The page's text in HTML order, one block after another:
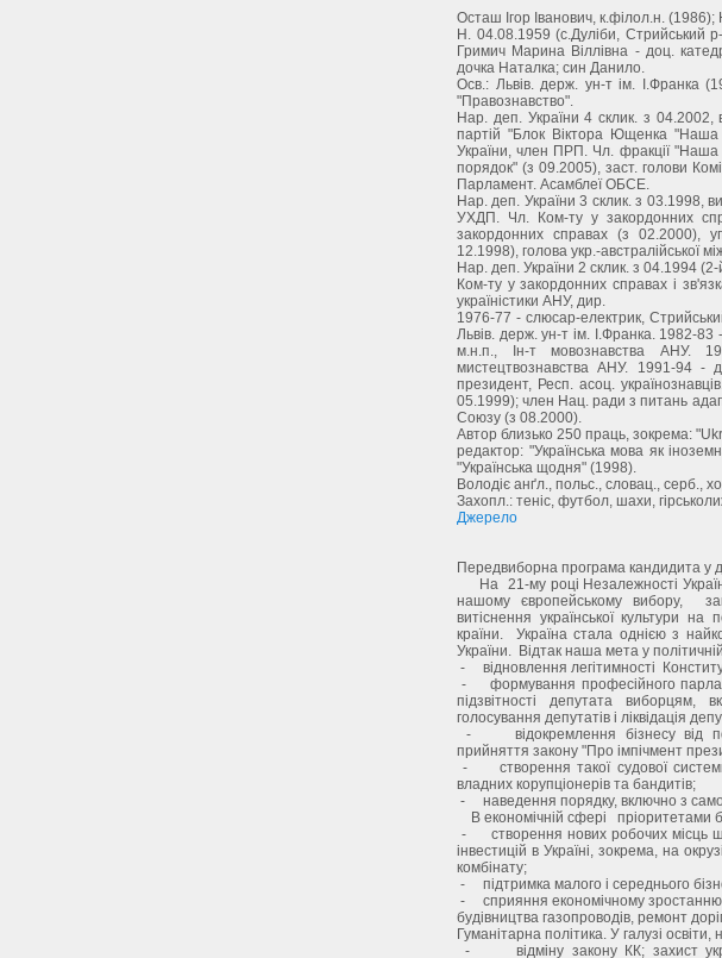
Осташ Ігор Іванович, к.філол.н.
Н. 04.08.1959 (с.Дуліби, Стрийський
Гримич Марина Віллівна - доц.
дочка Наталка; син Данило.
Осв.: Львів. держ. ун-т ім. І.Франка
"Правознавство".
Нар. деп. України 4 склик. з 04.2002,
партій "Блок Віктора Ющенка
України, член ПРП. Чл. фракції "Наша
порядок" (з 09.2005), заст. голови
Парламент. Асамблеї ОБСЕ.
Нар. деп. України 3 склик. з 03.1998,
УХДП. Чл. Ком-ту у закордонних
закордонних справах (з 02.2000),
12.1998), голова укр.-австралійської
Нар. деп. України 2 склик. з 04.1994
Ком-ту у закордонних справах і
україністики АНУ, дир.
1976-77 - слюсар-електрик,
Львів. держ. ун-т ім. І.Франка. 1982-
м.н.п., Ін-т мовознавства АНУ.
мистецтвознавства АНУ. 1991-94 -
президент, Респ. асоц.
05.1999); член Нац. ради з питань
Союзу (з 08.2000).
Автор близько 250 праць, зокрема:
редактор: "Українська мова як
"Українська щодня" (1998).
Володіє анґл., польс., словац., серб.,
Захопл.: теніс, футбол, шахи,
Джерело
Передвиборна програма кандидита у
На 21-му році Незалежності
нашому європейському вибору,
витіснення української культури
країни. Україна стала однією з
України. Відтак наша мета у
- відновлення легітимності
- формування професійного
підзвітності депутата
голосування депутатів і ліквідація
- відокремлення бізнесу від
прийняття закону "Про імпічмент
- створення такої судової
владних корупціонерів та бандитів;
- наведення порядку, включно з
В економічній сфері пріоритетами
- створення нових робочих місць
інвестицій в Україні, зокрема, на
комбінату;
- підтримка малого і середнього
- сприяння економічному зростанню
будівництва газопроводів, ремонт
Гуманітарна політика. У галузі
- відміну закону КК; захист